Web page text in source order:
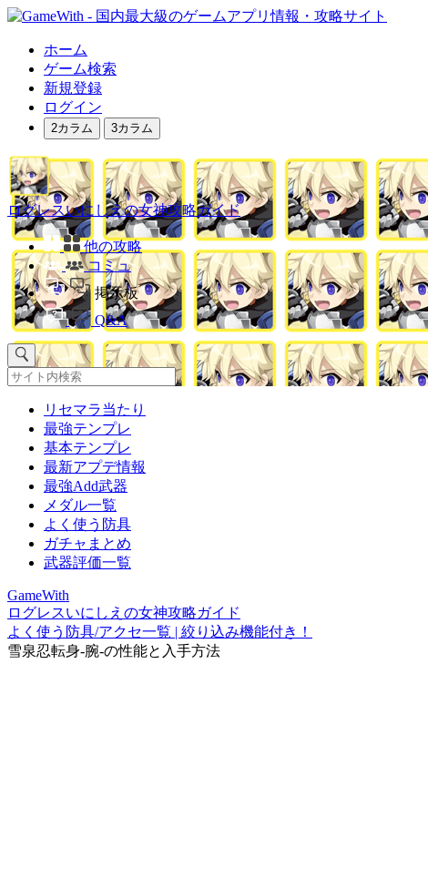
ホーム
ゲーム検索
新規登録
ログイン
2カラム 3カラム
ログレスいにしえの女神攻略ガイド
他の攻略
コミュ
掲示板
Q&A
リセマラ当たり
最強テンプレ
基本テンプレ
最新アプデ情報
最強Add武器
メダル一覧
よく使う防具
ガチャまとめ
武器評価一覧
GameWith
ログレスいにしえの女神攻略ガイド
よく使う防具/アクセ一覧 | 絞り込み機能付き！
雪泉忍転身-腕-の性能と入手方法